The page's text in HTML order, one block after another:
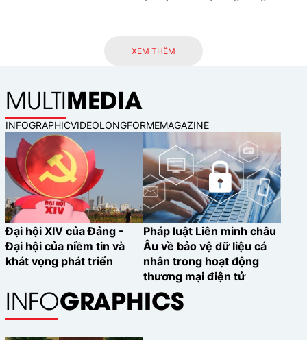
và tăng cường năng lực cạnh tranh
trong kỷ nguyên AI.
XEM THÊM
MULTIMEDIA
INFOGRAPHICVIDEOLONGFORMEMAGAZINE
Đại hội XIV của Đảng -
Đại hội của niềm tin và
khát vọng phát triển
Pháp luật Liên minh châu
Âu về bảo vệ dữ liệu cá
nhân trong hoạt động
thương mại điện tử
INFOGRAPHICS